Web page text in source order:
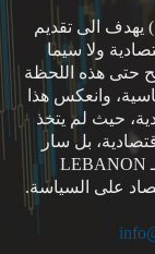
يهدف الى تقديم
ولا سيما
حتى هذه اللحظة
وانعكس هذا
حيث لم يتخذ
بل سار
والاقتصاد في التيار السياسي الجارف. لـ LEBANON